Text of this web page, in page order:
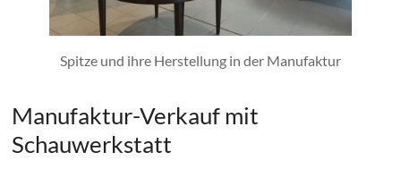
Spitze und ihre Herstellung in der Manufaktur
Manufaktur-Verkauf mit
Schauwerkstatt